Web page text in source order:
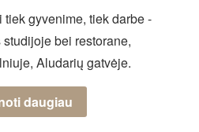
gyvenime, tiek darbe -
bei restorane,
Aludarių gatvėje.
daugiau